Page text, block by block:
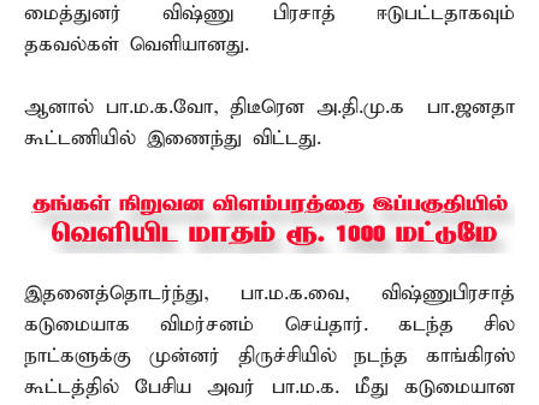
மைத்துனர் விஷ்ணு பிரசாத் ஈடுபட்டதாகவும்
தகவல்கள் வெளியானது.
ஆனால் பா.ம.க.வோ, திடீரென அ.தி.மு.க – பா.ஜனதா
கூட்டணியில் இணைந்து விட்டது.
இதனைத்தொடர்ந்து, பா.ம.க.வை, விஷ்ணுபிரசாத்
கடுமையாக விமர்சனம் செய்தார். கடந்த சில
நாட்களுக்கு முன்னர் திருச்சியில் நடந்த காங்கிரஸ்
கூட்டத்தில் பேசிய அவர் பா.ம.க. மீது கடுமையான